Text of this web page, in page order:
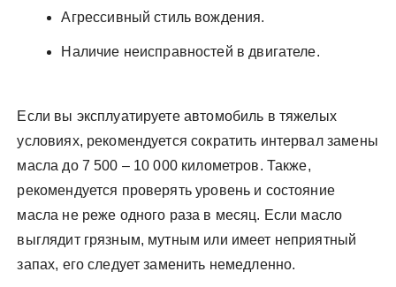
Агрессивный стиль вождения.
Наличие неисправностей в двигателе.
Если вы эксплуатируете автомобиль в тяжелых
условиях, рекомендуется сократить интервал замены
масла до 7 500 – 10 000 километров. Также,
рекомендуется проверять уровень и состояние
масла не реже одного раза в месяц. Если масло
выглядит грязным, мутным или имеет неприятный
запах, его следует заменить немедленно.